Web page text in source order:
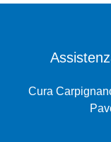
Cura